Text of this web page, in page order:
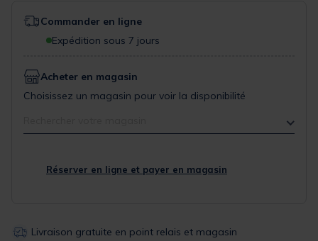
Commander en ligne
Expédition sous 7 jours
Acheter en magasin
Choisissez un magasin pour voir la disponibilité
Réserver en ligne et payer en magasin
Livraison gratuite en point relais et magasin